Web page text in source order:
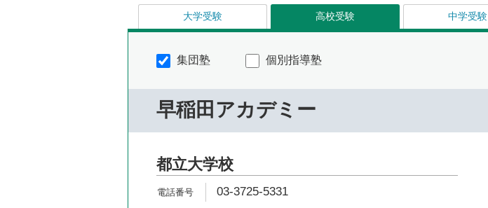
大学受験 高校受験 中学受験
集団塾 個別指導塾
早稲田アカデミー
都立大学校
03-3725-5331